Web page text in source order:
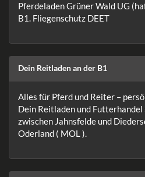
Pferdeladen Grüner Wald UG
B1. Fliegenschutz DEET
Dein Reitladen an der B1
Alles für Pferd und Reiter –
Dein Reitladen und
zwischen Jahnsfelde und
Oderland ( MOL ).